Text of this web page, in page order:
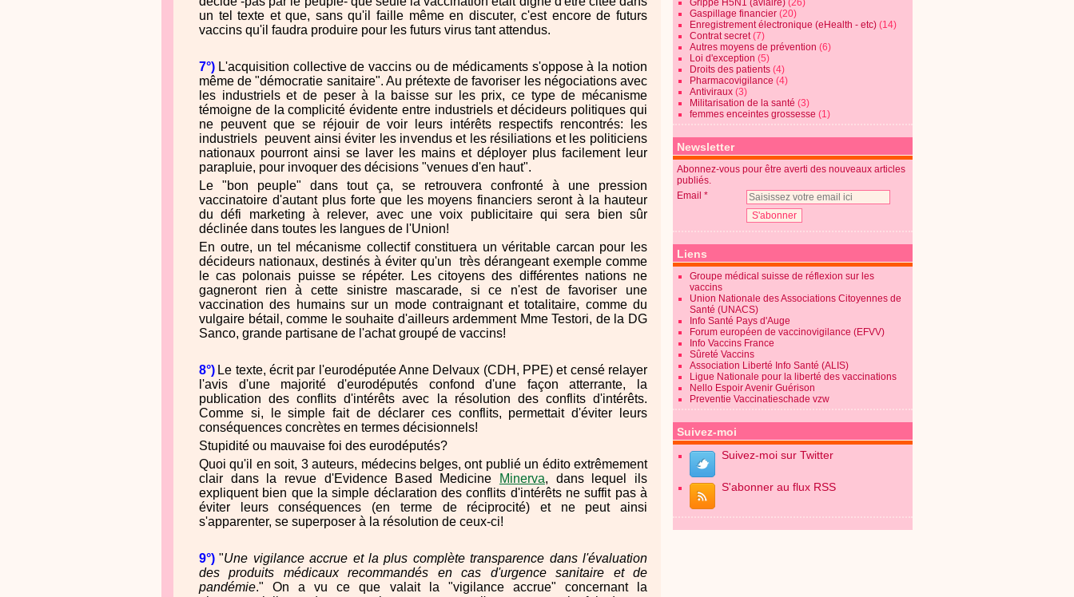
un tel texte et que, sans qu'il faille même en discuter, c'est encore de futurs
vaccins qu'il faudra produire pour les futurs virus tant attendus.
7°) L'acquisition collective de vaccins ou de médicaments s'oppose à la notion
même de "démocratie sanitaire". Au prétexte de favoriser les négociations avec
les industriels et de peser à la baisse sur les prix, ce type de mécanisme
témoigne de la complicité évidente entre industriels et décideurs politiques qui
ne peuvent que se réjouir de voir leurs intérêts respectifs rencontrés: les
industriels peuvent ainsi éviter les invendus et les résiliations et les politiciens
nationaux pourront ainsi se laver les mains et déployer plus facilement leur
parapluie, pour invoquer des décisions "venues d'en haut".
Le "bon peuple" dans tout ça, se retrouvera confronté à une pression
vaccinatoire d'autant plus forte que les moyens financiers seront à la hauteur
du défi marketing à relever, avec une voix publicitaire qui sera bien sûr
déclinée dans toutes les langues de l'Union!
En outre, un tel mécanisme collectif constituera un véritable carcan pour les
décideurs nationaux, destinés à éviter qu'un très dérangeant exemple comme
le cas polonais puisse se répéter. Les citoyens des différentes nations ne
gagneront rien à cette sinistre mascarade, si ce n'est de favoriser une
vaccination des humains sur un mode contraignant et totalitaire, comme du
vulgaire bétail, comme le souhaite d'ailleurs ardemment Mme Testori, de la DG
Sanco, grande partisane de l'achat groupé de vaccins!
8°) Le texte, écrit par l'eurodéputée Anne Delvaux (CDH, PPE) et censé relayer
l'avis d'une majorité d'eurodéputés confond d'une façon atterrante, la
publication des conflits d'intérêts avec la résolution des conflits d'intérêts.
Comme si, le simple fait de déclarer ces conflits, permettait d'éviter leurs
conséquences concrètes en termes décisionnels!
Stupidité ou mauvaise foi des eurodéputés?
Quoi qu'il en soit, 3 auteurs, médecins belges, ont publié un édito extrêmement
clair dans la revue d'Evidence Based Medicine
Minerva, dans lequel ils
expliquent bien que la simple déclaration des conflits d'intérêts ne suffit pas à
éviter leurs conséquences (en terme de réciprocité) et ne peut ainsi
s'apparenter, se superposer à la résolution de ceux-ci!
9°) "Une vigilance accrue et la plus complète transparence dans l'évaluation
des produits médicaux recommandés en cas d'urgence sanitaire et de
pandémie." On a vu ce que valait la "vigilance accrue" concernant la
Grippe H5N1 (aviaire) (26)
Gaspillage financier (20)
Enregistrement électronique (eHealth - etc) (14)
Contrat secret(7)
Autres moyens de prévention (6)
Loi d'exception (5)
Droits des patients (4)
Pharmacovigilance (4)
Antiviraux (3)
Militarisation de la santé (3)
femmes enceintes grossesse (1)
Newsletter
Abonnez-vous pour être averti des nouveaux articles
publiés.
Email
Liens
Groupe médical suisse de réflexion sur les
vaccins
Union Nationale des Associations Citoyennes de
Santé (UNACS)
Info Santé Pays d'Auge
Forum européen de vaccinovigilance (EFVV)
Info Vaccins France
Sûreté Vaccins
Association Liberté Info Santé (ALIS)
Ligue Nationale pour la liberté des vaccinations
Nello Espoir Avenir Guérison
Preventie Vaccinatieschade vzw
Suivez-moi
Suivez-moi sur Twitter
S'abonner au flux RSS